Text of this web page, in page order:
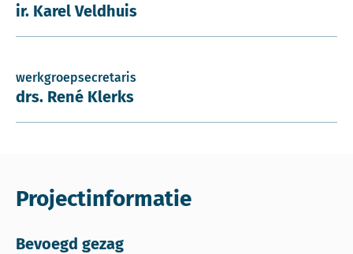
ir. Karel Veldhuis
werkgroepsecretaris
drs. René Klerks
Projectinformatie
Bevoegd gezag